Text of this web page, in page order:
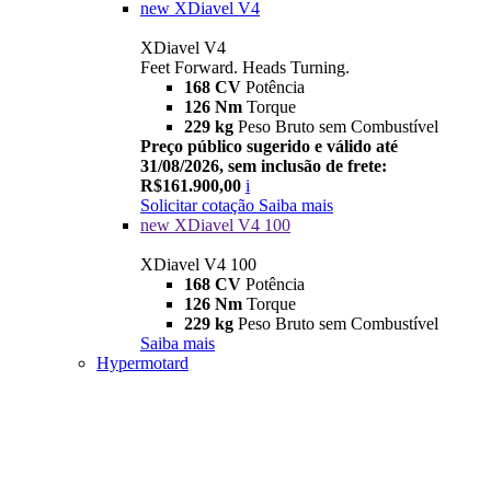
new XDiavel V4
XDiavel V4
Feet Forward. Heads Turning.
168 CV Potência
126 Nm Torque
229 kg Peso Bruto sem Combustível
Preço público sugerido e válido até
31/08/2026, sem inclusão de frete:
R$161.900,00 i
Solicitar cotação Saiba mais
new XDiavel V4 100
XDiavel V4 100
168 CV Potência
126 Nm Torque
229 kg Peso Bruto sem Combustível
Saiba mais
Hypermotard